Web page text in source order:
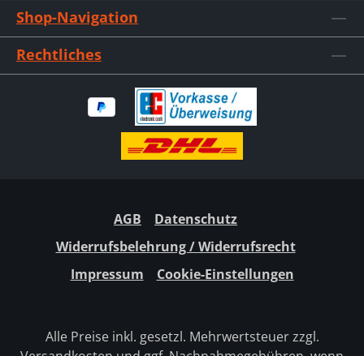
Shop-Navigation
Rechtliches
AGB
Datenschutz
Widerrufsbelehrung / Widerrufsrecht
Impressum
Cookie-Einstellungen
Alle Preise inkl. gesetzl. Mehrwertsteuer zzgl.